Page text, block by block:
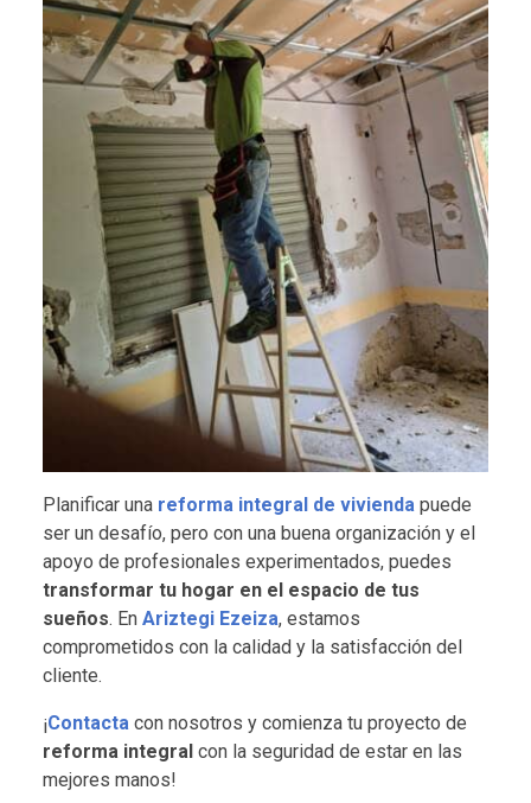
Planificar una reforma integral de vivienda puede
ser un desafío, pero con una buena organización y el
apoyo de profesionales experimentados, puedes
transformar tu hogar en el espacio de tus
sueños. En Ariztegi Ezeiza, estamos
comprometidos con la calidad y la satisfacción del
cliente.
¡Contacta con nosotros y comienza tu proyecto de
reforma integral con la seguridad de estar en las
mejores manos!